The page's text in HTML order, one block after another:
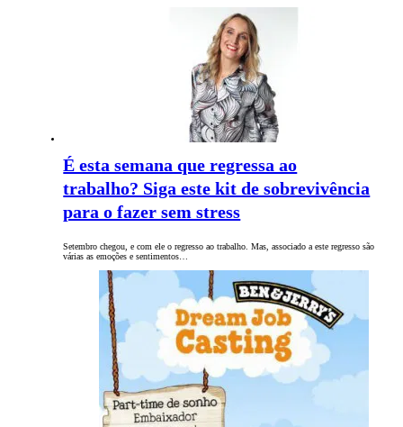
É esta semana que regressa ao
trabalho? Siga este kit de sobrevivência
para o fazer sem stress
Setembro chegou, e com ele o regresso ao trabalho. Mas, associado a este regresso são
várias as emoções e sentimentos…